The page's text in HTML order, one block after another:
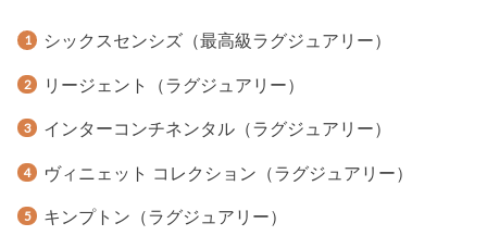
シックスセンシズ（最高級ラグジュアリー）
リージェント（ラグジュアリー）
インターコンチネンタル（ラグジュアリー）
ヴィニェット コレクション（ラグジュアリー）
キンプトン（ラグジュアリー）